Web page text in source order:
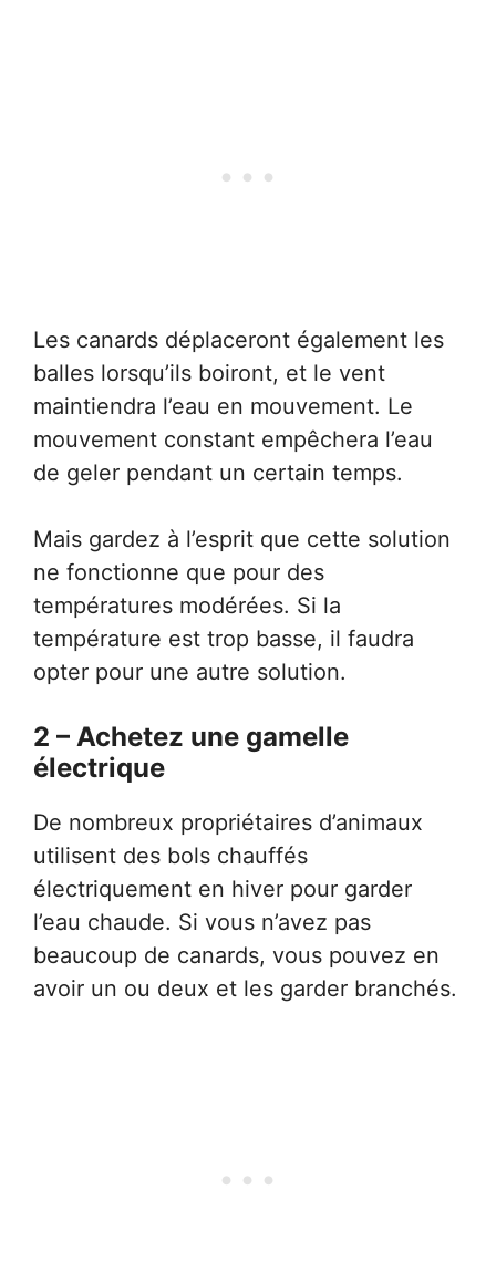
Les canards déplaceront également les
balles lorsqu’ils boiront, et le vent
maintiendra l’eau en mouvement. Le
mouvement constant empêchera l’eau
de geler pendant un certain temps.
Mais gardez à l’esprit que cette solution
ne fonctionne que pour des
températures modérées. Si la
température est trop basse, il faudra
opter pour une autre solution.
2 – Achetez une gamelle
électrique
De nombreux propriétaires d’animaux
utilisent des bols chauffés
électriquement en hiver pour garder
l’eau chaude. Si vous n’avez pas
beaucoup de canards, vous pouvez en
avoir un ou deux et les garder branchés.